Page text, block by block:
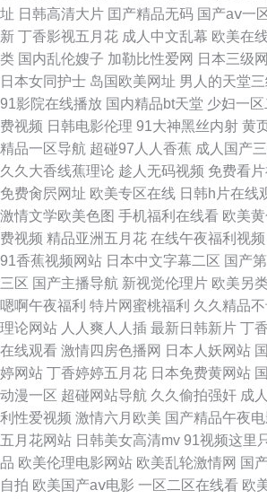
97在线 成人AV综合网 亚洲春色激情 极品美女av
网 肏逼图20p 亚洲AV性爱 国产毛片视频ar 97超碰
东京热亚洲传媒 91久久九色偷拍视频 欧洲少妇一级
月丁香加勒比 日本精品在线观看17 www91在线观
区50 福利姬白浆导航 影音先锋色精东 另类图片婷
超碰在线导航 殴美日韩在线视频 成人A片无码免费
久夜夜夜夜av www免费国产精品 亚洲欧美草一区
观看 香蕉视频黄色 极品福利导航 97无码理论 午夜
九优播 中文字幕精品社区 男女18禁网站 A片资源吧
久久性爱影视 av基地网最新网址 性爱五月天四房色
址 日韩高清大片 囯产精品无码 国产aⅴ一
新 丁香影视五月花 成人中文乱幕 欧美在
类 国内乱伦嫂子 加勒比性爱网 日本三级
日本女同护士 岛国欧美网址 男人的天堂
91影院在线播放 国内精品bt天堂 少妇一
费视频 日韩电影伦理 91大神黑丝内射 黄
精品一区导航 超碰97人人香蕉 成人国产
久久大香线蕉理论 趁人无码视频 免费看
免费肏屄网址 欧美专区在线 日韩h片在线
激情文学欧美色图 手机福利在线看 欧美
费视频 精品亚洲五月花 在线午夜福利视频
91香蕉视频网站 日本中文字幕二区 国产
三区 国产主播导航 新视觉伦理片 欧美另
嗯啊午夜福利 特片网蜜桃福利 久久精品
理论网站 人人爽人人插 最新日韩新片 丁
在线观看 激情四房色播网 日本人妖网站
婷网站 丁香婷婷五月花 日本免费黄网站
动漫一区 超碰网站导航 久久偷拍强奸 成
利性爱视频 激情六月欧美 国产精品午夜
五月花网站 日韩美女高清mv 91视频这里
品 欧美伦理电影网站 欧美乱轮激情网 国
自拍 欧美国产aⅴ电影 一区二区在线看 欧